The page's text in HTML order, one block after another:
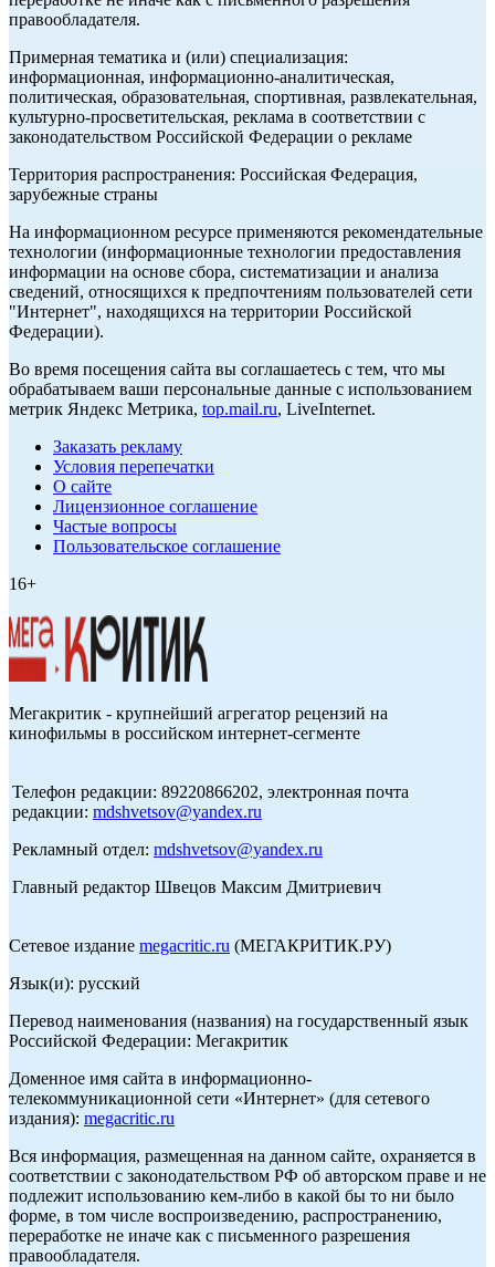
правообладателя.
Примерная тематика и (или) специализация:
информационная, информационно-аналитическая,
политическая, образовательная, спортивная, развлекательная,
культурно-просветительская, реклама в соответствии с
законодательством Российской Федерации о рекламе
Территория распространения: Российская Федерация,
зарубежные страны
На информационном ресурсе применяются рекомендательные
технологии (информационные технологии предоставления
информации на основе сбора, систематизации и анализа
сведений, относящихся к предпочтениям пользователей сети
"Интернет", находящихся на территории Российской
Федерации).
Во время посещения сайта вы соглашаетесь с тем, что мы
обрабатываем ваши персональные данные с использованием
метрик Яндекс Метрика, top.mail.ru, LiveInternet.
Заказать рекламу
Условия перепечатки
О сайте
Лицензионное соглашение
Частые вопросы
Пользовательское соглашение
16+
Мегакритик - крупнейший агрегатор рецензий на
кинофильмы в российском интернет-сегменте
Телефон редакции: 89220866202, электронная почта
редакции: mdshvetsov@yandex.ru
Рекламный отдел: mdshvetsov@yandex.ru
Главный редактор Швецов Максим Дмитриевич
Сетевое издание megacritic.ru (МЕГАКРИТИК.РУ)
Язык(и): русский
Перевод наименования (названия) на государственный язык
Российской Федерации: Мегакритик
Доменное имя сайта в информационно-
телекоммуникационной сети «Интернет» (для сетевого
издания): megacritic.ru
Вся информация, размещенная на данном сайте, охраняется в
соответствии с законодательством РФ об авторском праве и не
подлежит использованию кем-либо в какой бы то ни было
форме, в том числе воспроизведению, распространению,
переработке не иначе как с письменного разрешения
правообладателя.